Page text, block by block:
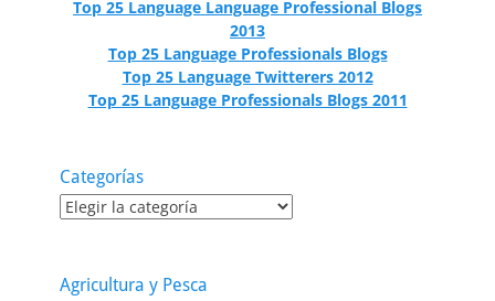
Top 25 Language Language Professional Blogs
2013
Top 25 Language Professionals Blogs
Top 25 Language Twitterers 2012
Top 25 Language Professionals Blogs 2011
Categorías
Categorías
Agricultura y Pesca